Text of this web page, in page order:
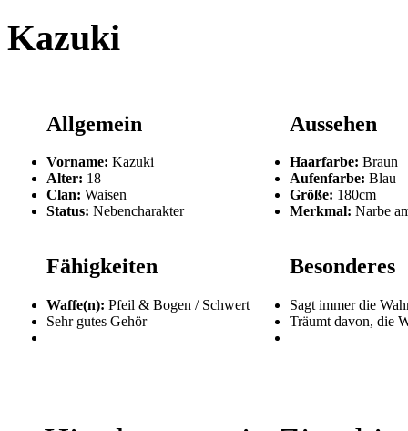
Kazuki
Allgemein
Vorname: Kazuki
Alter: 18
Clan: Waisen
Status: Nebencharakter
Fähigkeiten
Waffe(n): Pfeil & Bogen / Schwert
Sehr gutes Gehör
Aussehen
Haarfarbe: Braun
Aufenfarbe: Blau
Größe: 180cm
Merkmal: Narbe
Besonderes
Sagt immer die
Träumt davon, die